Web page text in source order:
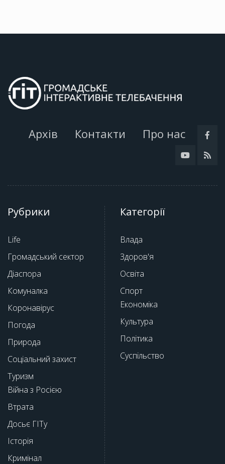
Архів Контакти Про нас
Рубрики
Life
Громадський сектор
Діаспора
Комуналка
Коронавірус
Погода
Природа
Соціальний захист
Туризм
Війна з Росією
Втрата
Досьє ГІТу
Історія
Кримінал
Категорії
Влада
Здоров'я
Освіта
Спорт
Економіка
Культура
Політика
Суспільство